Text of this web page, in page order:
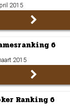
2015
6
2015
Ranking 6